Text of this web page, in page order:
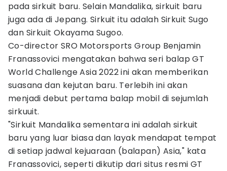
pada sirkuit baru. Selain Mandalika, sirkuit baru
juga ada di Jepang. Sirkuit itu adalah Sirkuit Sugo
dan Sirkuit Okayama Sugoo.
Co-director SRO Motorsports Group Benjamin
Franassovici mengatakan bahwa seri balap GT
World Challenge Asia 2022 ini akan memberikan
suasana dan kejutan baru. Terlebih ini akan
menjadi debut pertama balap mobil di sejumlah
sirkuuit.
"Sirkuit Mandalika sementara ini adalah sirkuit
baru yang luar biasa dan layak mendapat tempat
di setiap jadwal kejuaraan (balapan) Asia," kata
Franassovici, seperti dikutip dari situs resmi GT